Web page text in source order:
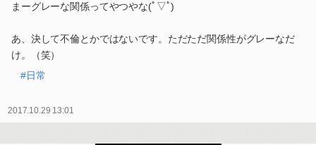
まーグレーな関係ってやつやな(ﾟ▽ﾟ)
あ、決して不倫とかではないです。ただただ関係性がグレーなだ
け。（笑）
#日常
2017.10.29 13:01